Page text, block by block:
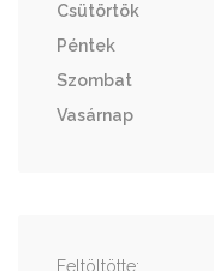
Csütörtök
Péntek
Szombat
Vasárnap
Feltöltötte: